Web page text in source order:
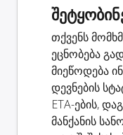
თქვენს
ეცნობება
მიეწოდება
დევნების
ETA-ების,
მანქანის